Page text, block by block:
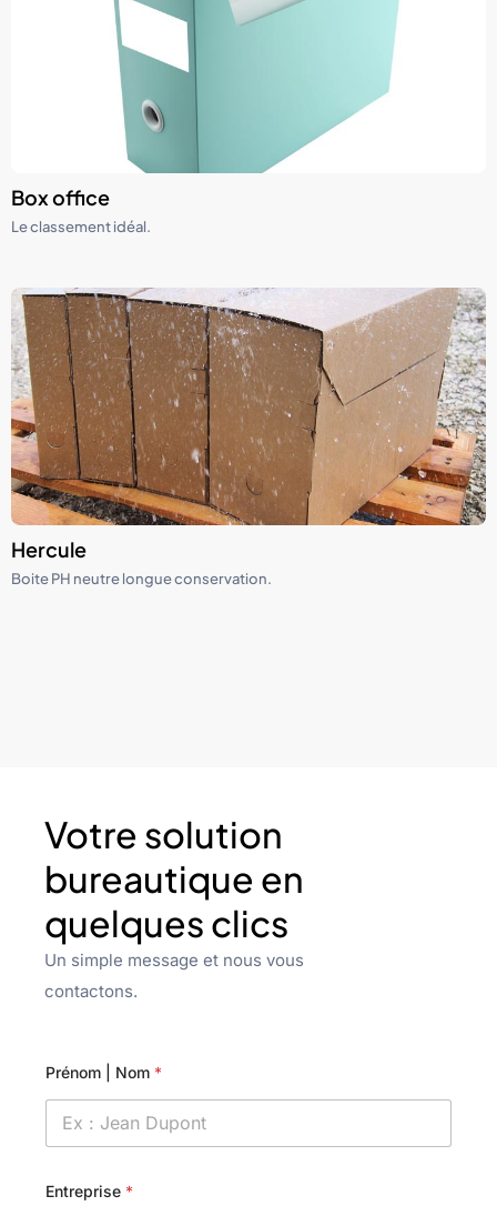
Box office
Le classement idéal.
Hercule
Boite PH neutre longue conservation.
Votre solution
bureautique en
quelques clics
Un simple message et nous vous
contactons.
Prénom | Nom *
Entreprise *